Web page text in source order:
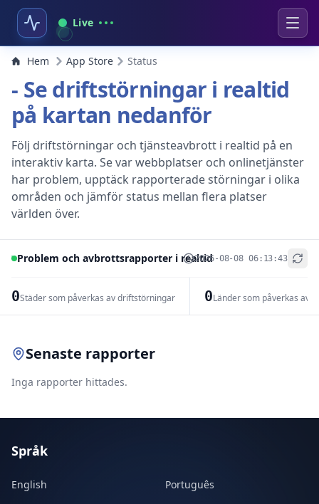
Live
Hem App Store Status
- Se driftstörningar i realtid
på kartan nedanför
Följ driftstörningar och tjänsteavbrott i realtid på en
interaktiv karta. Se var webbplatser och onlinetjänster
har problem, upptäck rapporterade störningar i olika
områden och jämför status mellan flera platser
världen över.
Problem och avbrottsrapporter i realtid2026-08-08 06:13:43
0Städer som påverkas av driftstörningar 0Länder som påverkas av
+
Senaste rapporter
Inga rapporter hittades.
Språk
English
Português